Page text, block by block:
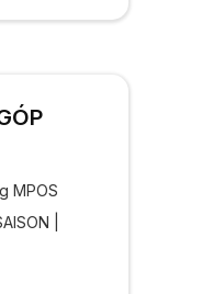
MPOS
|